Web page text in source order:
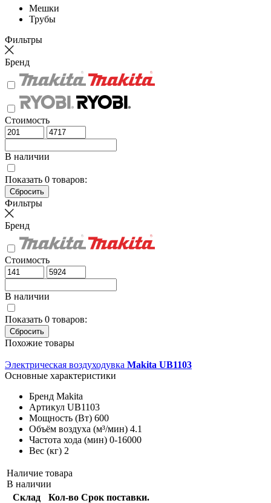
Мешки
Трубы
Фильтры
Бренд
Стоимость
В наличии
Показать 0 товаров:
Фильтры
Бренд
Стоимость
В наличии
Показать 0 товаров:
Похожие товары
Электрическая воздуходувка Makita UB1103
Основные характеристики
Бренд Makita
Артикул UB1103
Мощность (Вт) 600
Объём воздуха (м³/мин) 4.1
Частота хода (мин) 0-16000
Вес (кг) 2
Наличие товара
В наличии
Склад
Кол-во Срок поставки.